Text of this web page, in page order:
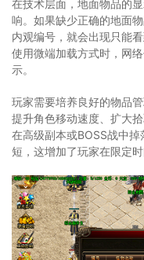
在技术层面，地面物品的
响。如果缺少正确的地面
内观编号，就会出现只能
使用微端加载方式时，网
示。
玩家需要培养良好的物品
提升角色移动速度、扩大
在高级副本或BOSS战中
短，这增加了玩家在限定时